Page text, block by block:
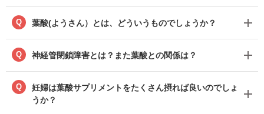
Q 葉酸(ようさん）とは、どういうものでしょうか？
Q 神経管閉鎖障害とは？また葉酸との関係は？
Q
妊婦は葉酸サプリメントをたくさん摂れば良いのでしょ
うか？